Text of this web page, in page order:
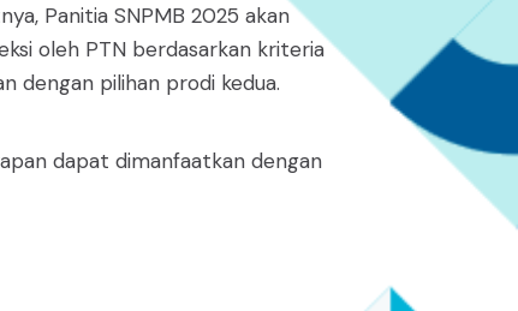
Panitia SNPMB 2025 akan
oleh PTN berdasarkan kriteria
dengan pilihan prodi kedua.
dapat dimanfaatkan dengan